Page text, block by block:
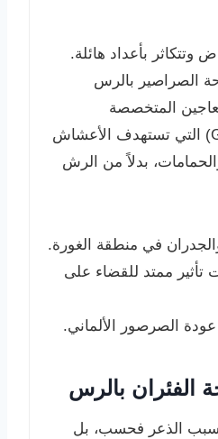
وتتكاثر بأعداد هائلة.
الصراصير بالرس
المتخصصة
والمبيدات الهلامية (Gel) التي تستهدف الأعشاش
بدلاً من الرش
في منطقة الغورة.
تأثير ممتد للقضاء على
الصرصور الألماني.
الفئران بالرس
تسبب الذعر فحسب، بل